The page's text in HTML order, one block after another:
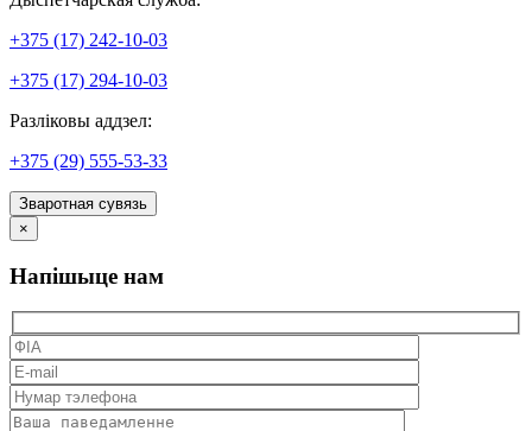
+375 (17) 242-10-03
+375 (17) 294-10-03
Разліковы аддзел:
+375 (29) 555-53-33
Зваротная сувязь
×
Напішыце нам